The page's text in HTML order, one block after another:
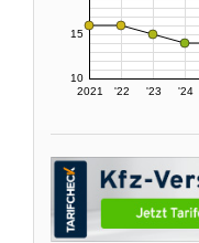
2021 '22 '23 '24
10
15